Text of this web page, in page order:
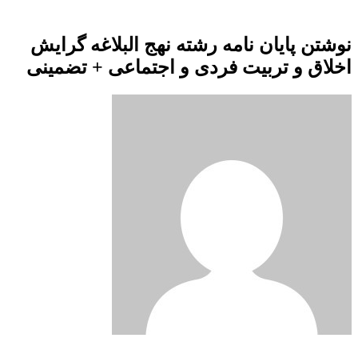
نوشتن پایان نامه رشته نهج البلاغه گرایش
اخلاق و تربیت فردی و اجتماعی + تضمینی